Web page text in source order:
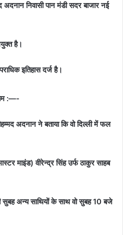
निवासी पान मंडी सदर बाजार नई
है।
इतिहास दर्ज है।
:—-
अदनान ने बताया कि वो दिल्ली में फल
माइंड) वीरेन्द्र सिंह उर्फ ठाकुर साहब
सुबह अन्य साथियों के साथ वो सुबह 10 बजे